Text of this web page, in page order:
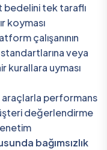
tek taraflı
koyması
çalışanının
veya
kurallara uyması
araçlarla performans
değerlendirme
bağımsızlık